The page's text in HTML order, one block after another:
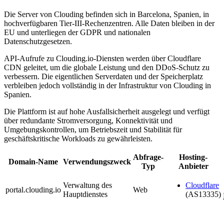
Die Server von Clouding befinden sich in Barcelona, Spanien, in
hochverfügbaren Tier-III-Rechenzentren. Alle Daten bleiben in der
EU und unterliegen der GDPR und nationalen
Datenschutzgesetzen.
API-Aufrufe zu Clouding.io-Diensten werden über Cloudflare
CDN geleitet, um die globale Leistung und den DDoS-Schutz zu
verbessern. Die eigentlichen Serverdaten und der Speicherplatz
verbleiben jedoch vollständig in der Infrastruktur von Clouding in
Spanien.
Die Plattform ist auf hohe Ausfallsicherheit ausgelegt und verfügt
über redundante Stromversorgung, Konnektivität und
Umgebungskontrollen, um Betriebszeit und Stabilität für
geschäftskritische Workloads zu gewährleisten.
Domain-Name Verwendungszweck
Abfrage-
Typ
Hosting-
Anbieter
portal.clouding.io
Verwaltung des
Hauptdienstes
Web
Cloudflare
(AS13335)